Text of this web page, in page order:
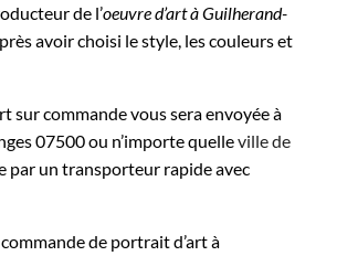
de l’oeuvre d’art àGuilherand-
avoir choisi le style, les couleurs et
sur commande vous sera envoyée à
07500 ou n’importe quelleville de
par un transporteur rapide avec
de portrait d’art à